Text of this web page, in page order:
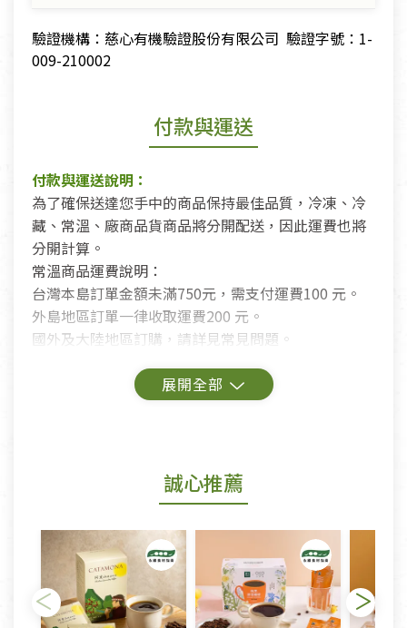
驗證機構：慈心有機驗證股份有限公司 驗證字號：1-
009-210002
付款與運送
付款與運送說明：
為了確保送達您手中的商品保持最佳品質，冷凍、冷
藏、常溫、廠商品貨商品將分開配送，因此運費也將
分開計算。
常溫商品運費說明：
台灣本島訂單金額未滿750元，需支付運費100 元。
外島地區訂單一律收取運費200 元。
國外及大陸地區訂購，請詳見常見問題。
鑑賞期商品說明：
若您購買的商品有下列「不適用七天鑑賞期商品」情
形者，除商品瑕疵以外，恕不接受退換貨.
依消保法之規定提供該商品七天免費鑑賞期(含例假
日)的服務，原則上若商品未經使用或被汙損(除商品
瑕疵)，一般皆可申請退換貨。
誠心推薦